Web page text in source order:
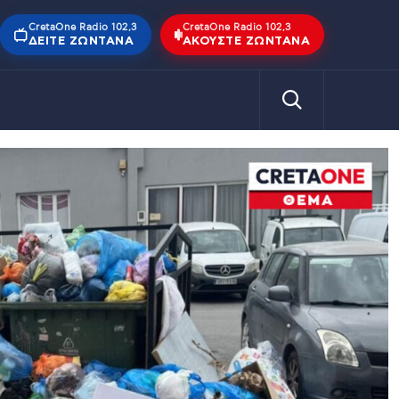
CretaOne Radio 102,3
ΔΕΊΤΕ ΖΩΝΤΑΝΆ
CretaOne Radio 102,3
ΑΚΟΎΣΤΕ ΖΩΝΤΑΝΆ